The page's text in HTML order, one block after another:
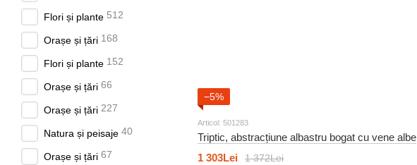
−5%
Articol: 501283
Triptic, abstracțiune albastru bogat cu vene albe
1 372Lei
1 303Lei
Flori și plante 512
Orașe și țări 168
Flori și plante 152
Orașe și țări 66
Orașe și țări 227
Natura și peisaje 40
Orașe și țări 67